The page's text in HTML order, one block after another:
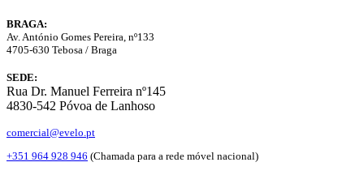
BRAGA:
Av. António Gomes Pereira, nº133
4705-630 Tebosa / Braga
SEDE:
Rua Dr. Manuel Ferreira nº145
4830-542 Póvoa de Lanhoso
comercial@evelo.pt
+351 964 928 946 (Chamada para a rede móvel nacional)